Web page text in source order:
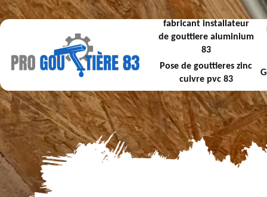
fabricant installateur
de gouttiere aluminium
83
Pose de gouttieres zinc
cuivre pvc 83